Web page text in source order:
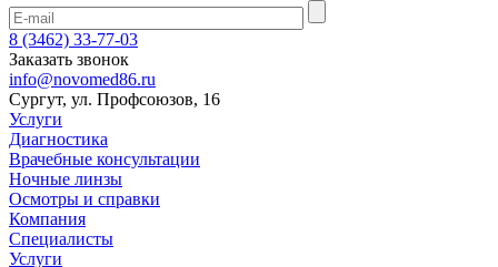
8 (3462) 33-77-03
Заказать звонок
info@novomed86.ru
Сургут, ул. Профсоюзов, 16
Услуги
Диагностика
Врачебные консультации
Ночные линзы
Осмотры и справки
Компания
Специалисты
Услуги